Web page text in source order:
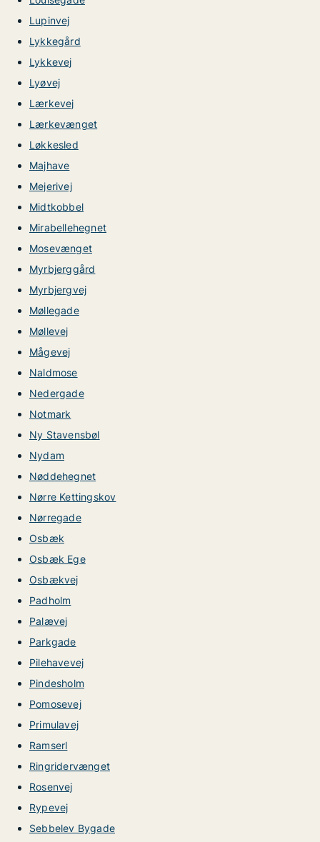
Lupinvej
Lykkegård
Lykkevej
Lyøvej
Lærkevej
Lærkevænget
Løkkesled
Majhave
Mejerivej
Midtkobbel
Mirabellehegnet
Mosevænget
Myrbjerggård
Myrbjergvej
Møllegade
Møllevej
Mågevej
Naldmose
Nedergade
Notmark
Ny Stavensbøl
Nydam
Nøddehegnet
Nørre Kettingskov
Nørregade
Osbæk
Osbæk Ege
Osbækvej
Padholm
Palævej
Parkgade
Pilehavevej
Pindesholm
Pomosevej
Primulavej
Ramserl
Ringridervænget
Rosenvej
Rypevej
Sebbelev Bygade